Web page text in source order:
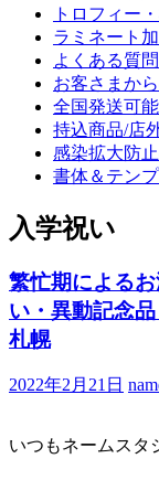
トロフィー
ラミネート
よくある質問
お客さまか
全国発送可能
持込商品/店
感染拡大防
書体＆テン
入学祝い
繁忙期による
い・異動記念
札幌
2022年2月21日
いつもネームスタ